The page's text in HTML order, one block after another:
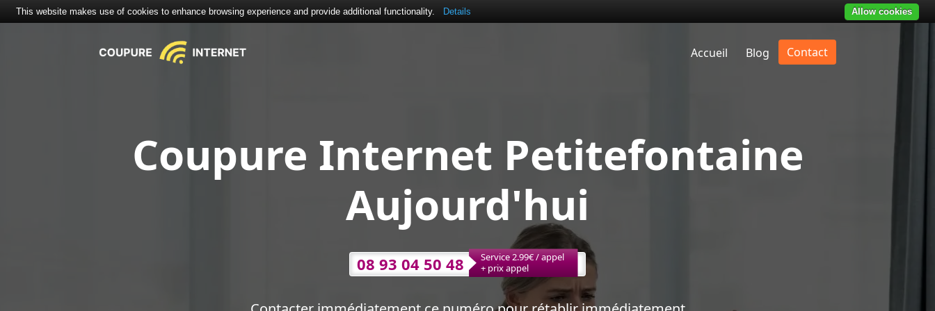
Accueil Blog Contact
Coupure Internet Petitefontaine
Aujourd'hui
08 93 04 50 48
Service 2.99€ / appel
+ prix appel
This website makes use of cookies to enhance browsing experience and provide additional functionality. Details Allow cookies